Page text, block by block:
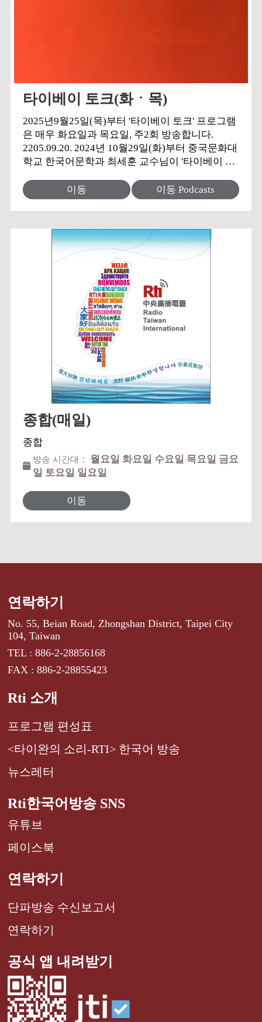
타이베이 토크(화ㆍ목)
2025년9월25일(목)부터 '타이베이 토크' 프로그램
은 매우 화요일과 목요일, 주2회 방송합니다.
2205.09.20. 2024년 10월29일(화)부터 중국문화대
학교 한국어문학과 최세훈 교수님이 '타이베이 토
월 24일(화)부터 '타이베이 토크' 프로그램은 백조
미가 단독 진행하며 10월 하순쯤 합류 예정인 타이
와 함께 타이베이 토크 시즌2를 시작하게 됩니다.
2024.9.24. 백조미 [종료] 대만 생활 10년차 한국
인과 한국어 기자생활 34년차 대만인이 함께하는
-- 대만과 한국의 다양한 문화이야기" -- 타이베이
토크-臺灣真趣味 ‘타이베이 토크’라는 프로그램
명칭으로 한국 성균관대학교 정치외교학과 학사,
연세대학교 정보시스템관리학 석사, 현재 타이완
에서 남십자성 주식회사를 경영하며 회화와 서예
등 예술에도 뛰어난 한국인 노혁이와 프로듀서 백
조미가 함께 타이완과 한국 간의 문화적 공통점과
차이점을 주제로 방송한다. 타이완-한국 의 문화
적 공통점과 차이점에 대해서 궁금하신 분들께는
유익한 프로그램이 될 수 있도록 진지한 태도로
이동 이동 Podcasts
종합(매일)
종합
방송 시간대： 월요일 화요일 수요일 목요일 금요
일 토요일 일요일
이동
연락하기
No. 55, Beian Road, Zhongshan District, Taipei City
104, Taiwan
TEL : 886-2-28856168
FAX : 886-2-28855423
Rti 소개
프로그램 편성표
<타이완의 소리-RTI> 한국어 방송
뉴스레터
Rti한국어방송 SNS
유튜브
페이스북
연락하기
단파방송 수신보고서
연락하기
공식 앱 내려받기